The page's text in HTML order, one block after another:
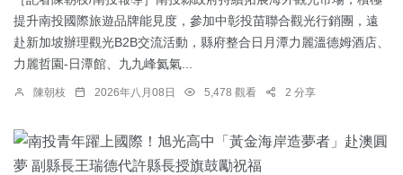
提升南投國際旅遊品牌能見度，參加中彰投苗聯合觀光行銷團，遠
赴新加坡辦理觀光B2B交流活動，縣府整合日月潭力麗溫德姆酒店、
力麗哲園-日潭館、九九峰氦氣...
陳朝枝 2026年八月08日 5,478 觀看 2 分享